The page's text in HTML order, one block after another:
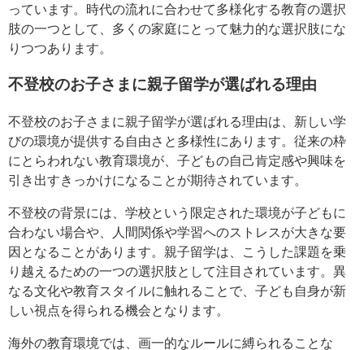
っています。時代の流れに合わせて多様化する教育の選択
肢の一つとして、多くの家庭にとって魅力的な選択肢にな
りつつあります。
不登校のお子さまに親子留学が選ばれる理由
不登校のお子さまに親子留学が選ばれる理由は、新しい学
びの環境が提供する自由さと多様性にあります。従来の枠
にとらわれない教育環境が、子どもの自己肯定感や興味を
引き出すきっかけになることが期待されています。
不登校の背景には、学校という限定された環境が子どもに
合わない場合や、人間関係や学習へのストレスが大きな要
因となることがあります。親子留学は、こうした課題を乗
り越えるための一つの選択肢として注目されています。異
なる文化や教育スタイルに触れることで、子ども自身が新
しい視点を得られる機会となります。
海外の教育環境では、画一的なルールに縛られることな